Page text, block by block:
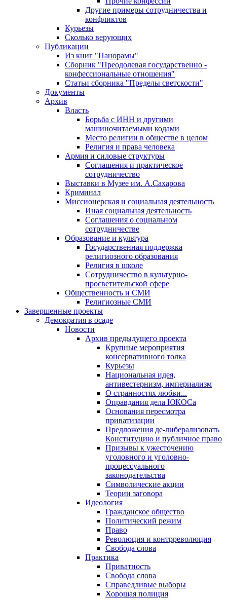
Другие примеры сотрудничества и
конфликтов
Курьезы
Сколько верующих
Публикации
Из книг "Панорамы"
Сборник "Преодолевая государственно -
конфессиональные отношения"
Статьи сборника "Пределы светскости"
Документы
Архив
Власть
Борьба с ИНН и другими
машиночитаемыми кодами
Место религии в обществе в целом
Религия и права человека
Армия и силовые структуры
Соглашения и практическое
сотрудничество
Выставки в Музее им. А.Сахарова
Криминал
Миссионерская и социальная деятельность
Иная социальная деятельность
Соглашения о социальном
сотрудничестве
Образование и культура
Государственная поддержка
религиозного образования
Религия в школе
Сотрудничество в культурно-
просветительской сфере
Общественность и СМИ
Религиозные СМИ
Завершенные проекты
Демократия в осаде
Новости
Архив предыдущего проекта
Крупные мероприятия
консервативного толка
Курьезы
Национальная идея,
антивестернизм, империализм
О странностях любви...
Оправдания дела ЮКОСа
Основания пересмотра
приватизации
Предложения де-либерализовать
Конституцию и публичное право
Призывы к ужесточению
уголовного и уголовно-
процессуального
законодательства
Символические акции
Теории заговора
Идеология
Гражданское общество
Политический режим
Право
Революция и контрреволюция
Свобода слова
Практика
Приватность
Свобода слова
Справедливые выборы
Хорошая полиция